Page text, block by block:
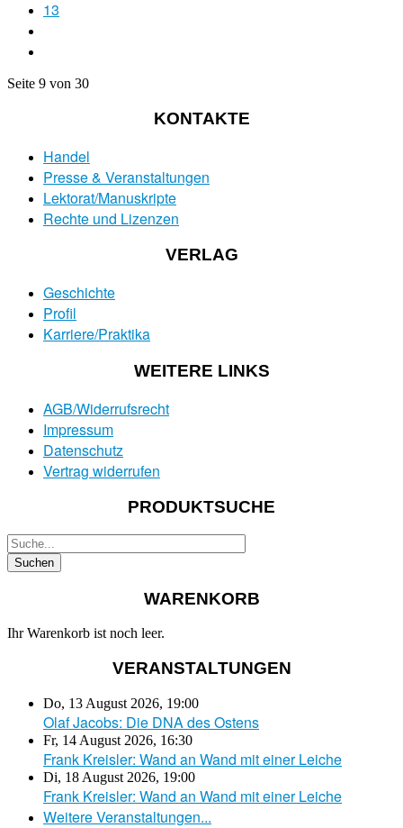
13
Seite 9 von 30
KONTAKTE
Handel
Presse & Veranstaltungen
Lektorat/Manuskripte
Rechte und Lizenzen
VERLAG
Geschichte
Profil
Karriere/Praktika
WEITERE LINKS
AGB/Widerrufsrecht
Impressum
Datenschutz
Vertrag widerrufen
PRODUKTSUCHE
WARENKORB
Ihr Warenkorb ist noch leer.
VERANSTALTUNGEN
Do, 13 August 2026, 19:00
Olaf Jacobs: Die DNA des Ostens
Fr, 14 August 2026, 16:30
Frank Kreisler: Wand an Wand mit einer Leiche
Di, 18 August 2026, 19:00
Frank Kreisler: Wand an Wand mit einer Leiche
Weitere Veranstaltungen...